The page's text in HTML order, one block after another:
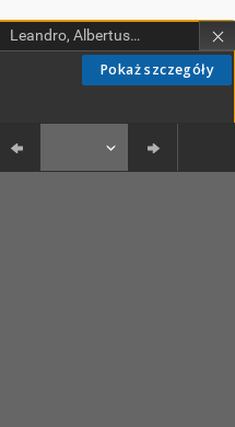
Pokaż szczegóły
Leandro, Albertus (1479-1553)